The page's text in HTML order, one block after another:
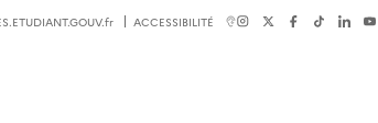
ACCESSIBILITÉ